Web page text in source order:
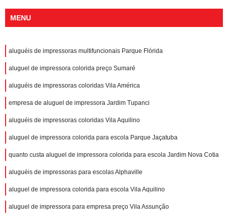
MENU
aluguéis de impressoras multifuncionais Parque Flórida
aluguel de impressora colorida preço Sumaré
aluguéis de impressoras coloridas Vila América
empresa de aluguel de impressora Jardim Tupanci
aluguéis de impressoras coloridas Vila Aquilino
aluguel de impressora colorida para escola Parque Jaçatuba
quanto custa aluguel de impressora colorida para escola Jardim Nova Cotia
aluguéis de impressoras para escolas Alphaville
aluguel de impressora colorida para escola Vila Aquilino
aluguel de impressora para empresa preço Vila Assunção